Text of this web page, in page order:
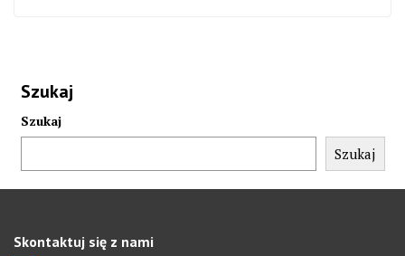
Szukaj
Szukaj
Szukaj
Skontaktuj się z nami